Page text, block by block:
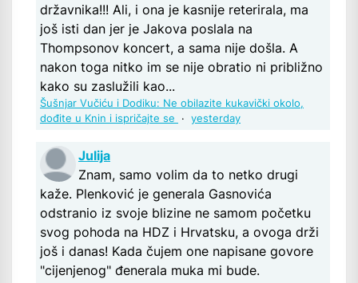
državnika!!! Ali, i ona je kasnije reterirala, ma
još isti dan jer je Jakova poslala na
Thompsonov koncert, a sama nije došla. A
nakon toga nitko im se nije obratio ni približno
kako su zaslužili kao...
Šušnjar Vučiću i Dodiku: Ne obilazite kukavički okolo,
dođite u Knin i ispričajte se
· yesterday
Julija
Znam, samo volim da to netko drugi
kaže. Plenković je generala Gasnovića
odstranio iz svoje blizine ne samom početku
svog pohoda na HDZ i Hrvatsku, a ovoga drži
još i danas! Kada čujem one napisane govore
"cijenjenog" đenerala muka mi bude.